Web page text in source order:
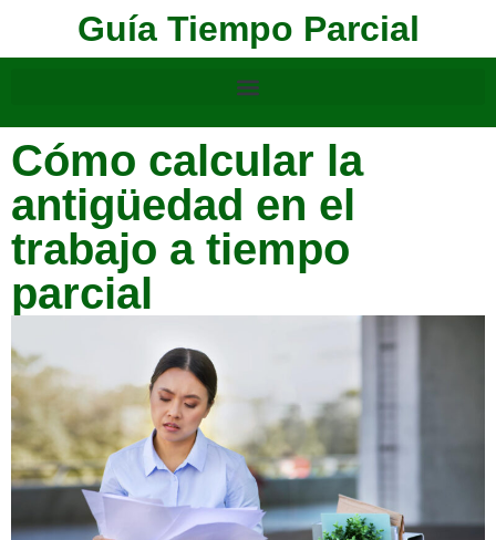
Guía Tiempo Parcial
Cómo calcular la
antigüedad en el
trabajo a tiempo
parcial